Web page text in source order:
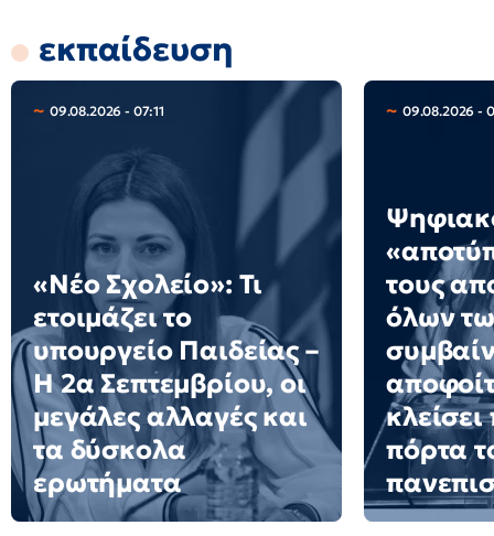
εκπαίδευση
09.08.2026 - 07:11
«Νέο Σχολείο»: Τι
ετοιμάζει το
υπουργείο Παιδείας –
Η 2α Σεπτεμβρίου, οι
μεγάλες αλλαγές και
τα δύσκολα
ερωτήματα
09.08.2026 -
τους
όλων
πόρτα